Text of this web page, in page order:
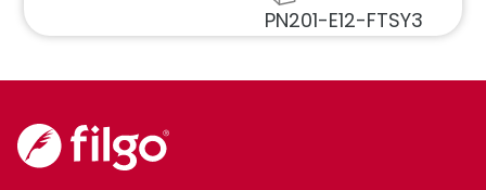
PN201-E12-FTSY3